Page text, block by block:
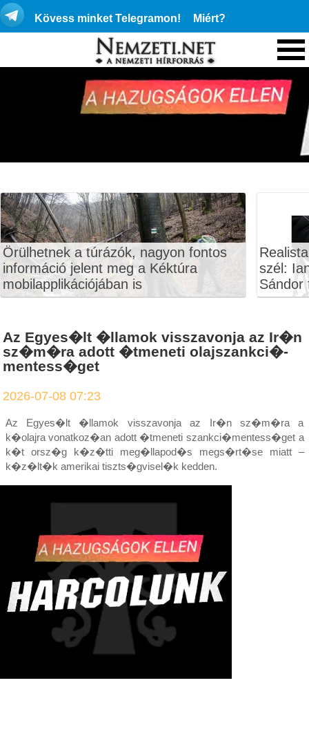
Kövess minket Telegramon! Miért?
Örülhetnek a túrázók, nagyon fontos
információ jelent meg a Kéktúra
mobilapplikációjában is
szél:
Sándor
Az Egyes�lt �llamok visszavonja az Ir�n
sz�m�ra adott �tmeneti olajszankci�-
mentess�get
2026-07-08 07:23
Az Egyes�lt �llamok visszavonja az Ir�n sz�m�ra a
k�olajra vonatkoz�an adott �tmeneti szankci�mentess�get a
k�t orsz�g k�z�tti meg�llapod�s megs�rt�se miatt –
k�z�lt�k amerikai tiszts�gvisel�k kedden.